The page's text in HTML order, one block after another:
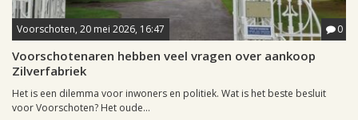
Voorschoten, 20 mei 2026, 16:47 0
Voorschotenaren hebben veel vragen over aankoop
Zilverfabriek
Het is een dilemma voor inwoners en politiek. Wat is het beste besluit
voor Voorschoten? Het oude...